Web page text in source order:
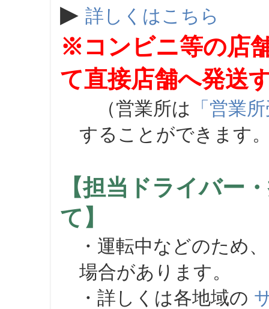
▶ 詳しくはこちら
※コンビニ等の店
て直接店舗へ発送
（営業所は 「営業
することができます
【担当ドライバー
て】
・運転中などのため
場合があります。
・詳しくは各地域の